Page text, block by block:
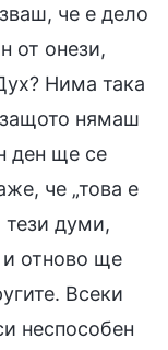
че е дело
от онези,
Нима така
защото нямаш
ден ще се
че „това е
тези думи,
отново ще
Всеки
неспособен